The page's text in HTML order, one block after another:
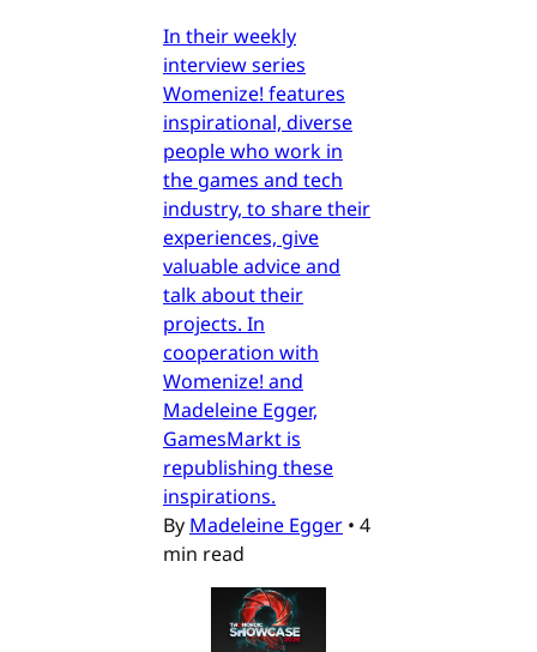
In their weekly
interview series
Womenize! features
inspirational, diverse
people who work in
the games and tech
industry, to share their
experiences, give
valuable advice and
talk about their
projects. In
cooperation with
Womenize! and
Madeleine Egger,
GamesMarkt is
republishing these
inspirations.
By Madeleine Egger • 4
min read